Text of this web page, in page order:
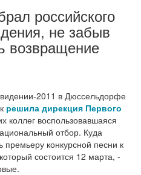
российского
не забыв
возвращение
2011 в Дюссельдорфе
решила дирекция Первого
коллег воспользовавшаяся
отбор. Куда
премьеру конкурсной песни к
состоится 12 марта, -